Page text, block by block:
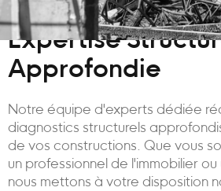
Expertise
Approfondie
Notre équipe d'experts dédiée
diagnostics structurels
de vos constructions. Que vous
un professionnel de l'immobilier
nous mettons à votre disposition